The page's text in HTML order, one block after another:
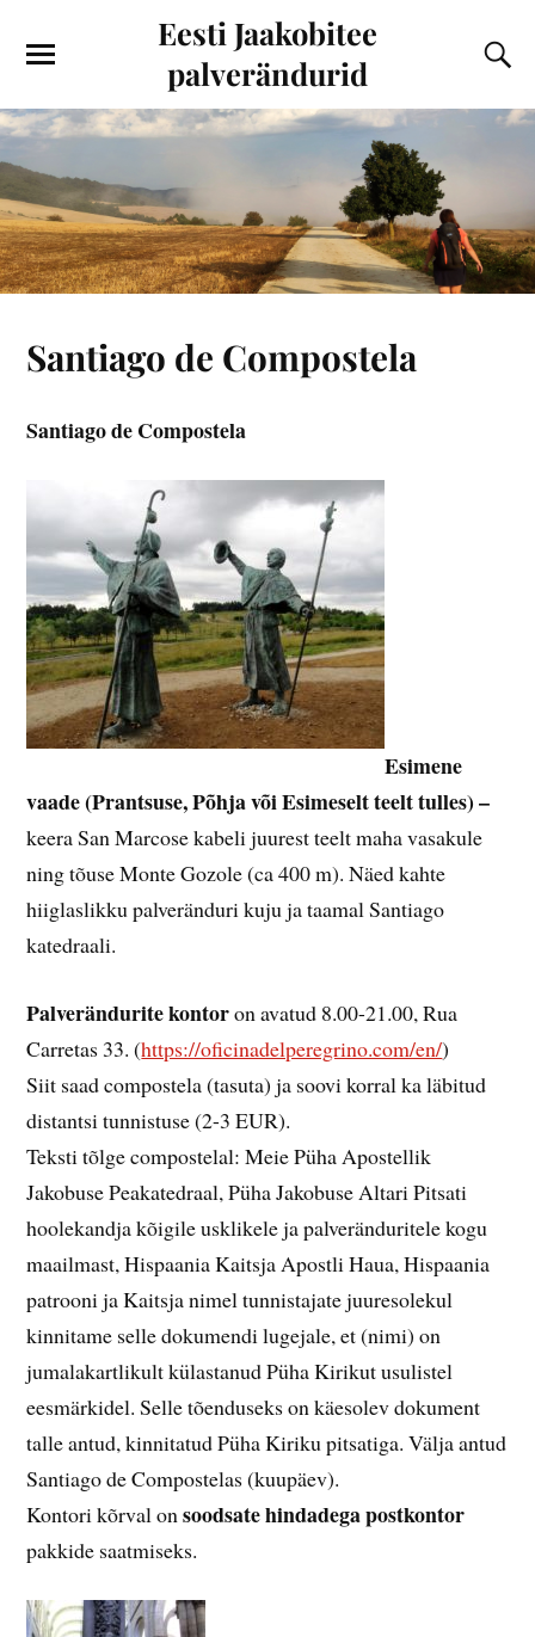
Eesti Jaakobitee
palverändurid
Santiago de Compostela
Santiago de Compostela
Esimene
vaade (Prantsuse, Põhja või Esimeselt teelt tulles) –
keera San Marcose kabeli juurest teelt maha vasakule
ning tõuse Monte Gozole (ca 400 m). Näed kahte
hiiglaslikku palveränduri kuju ja taamal Santiago
katedraali.
Palverändurite kontoron avatud 8.00-21.00, Rua
Carretas 33. (https://oficinadelperegrino.com/en/)
Siit saad compostela (tasuta) ja soovi korral ka läbitud
distantsi tunnistuse (2-3 EUR).
Teksti tõlge compostelal: Meie Püha Apostellik
Jakobuse Peakatedraal, Püha Jakobuse Altari Pitsati
hoolekandja kõigile usklikele ja palveränduritele kogu
maailmast, Hispaania Kaitsja Apostli Haua, Hispaania
patrooni ja Kaitsja nimel tunnistajate juuresolekul
kinnitame selle dokumendi lugejale, et (nimi) on
jumalakartlikult külastanud Püha Kirikut usulistel
eesmärkidel. Selle tõenduseks on käesolev dokument
talle antud, kinnitatud Püha Kiriku pitsatiga. Välja antud
Santiago de Compostelas (kuupäev).
Kontori kõrval onsoodsate hindadega postkontor
pakkide saatmiseks.